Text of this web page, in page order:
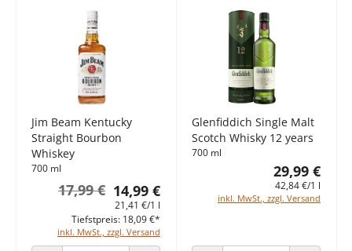
Jim Beam Kentucky
Straight Bourbon
Whiskey
700 ml
14,99 €
17,99 €
21,41 €/1 l
inkl. MwSt., zzgl. Versand
Tiefstpreis: 18,09 €*
Glenfiddich Single Malt
Scotch Whisky 12 years
700 ml
29,99 €
42,84 €/1 l
inkl. MwSt., zzgl. Versand